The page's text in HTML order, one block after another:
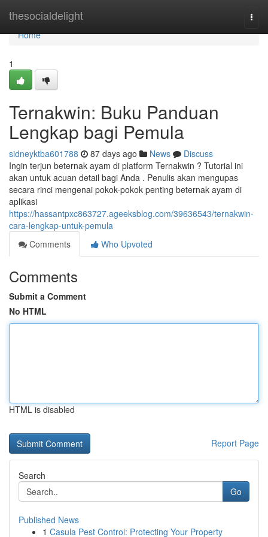
thesocialdelight
Home
Home
1
Ternakwin: Buku Panduan
Lengkap bagi Pemula
sidneyktba601788 87 days ago News
Discuss
Ingin terjun beternak ayam di platform Ternakwin ? Tutorial ini
akan untuk acuan detail bagi Anda . Penulis akan mengupas
secara rinci mengenai pokok-pokok penting beternak ayam di
aplikasi
https://hassantpxc863727.ageeksblog.com/39636543/ternakwin-
cara-lengkap-untuk-pemula
Comments
Who Upvoted
Comments
Submit a Comment
No HTML
HTML is disabled
Report Page
Search
Go
Published News
1 Casula Pest Control: Protecting Your Property